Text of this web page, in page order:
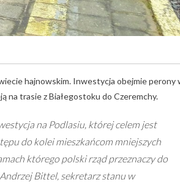
hajnowskim. Inwestycja obejmie perony
na trasie z Białegostoku do Czeremchy.
na Podlasiu, której celem jest
do kolei mieszkańcom mniejszych
którego polski rząd przeznaczy do
Bittel, sekretarz stanu w